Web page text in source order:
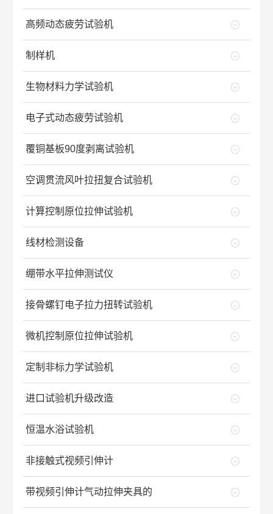
高频动态疲劳试验机
制样机
生物材料力学试验机
电子式动态疲劳试验机
覆铜基板90度剥离试验机
空调贯流风叶拉扭复合试验机
计算控制原位拉伸试验机
线材检测设备
绷带水平拉伸测试仪
接骨螺钉电子拉力扭转试验机
微机控制原位拉伸试验机
定制非标力学试验机
进口试验机升级改造
恒温水浴试验机
非接触式视频引伸计
带视频引伸计气动拉伸夹具的